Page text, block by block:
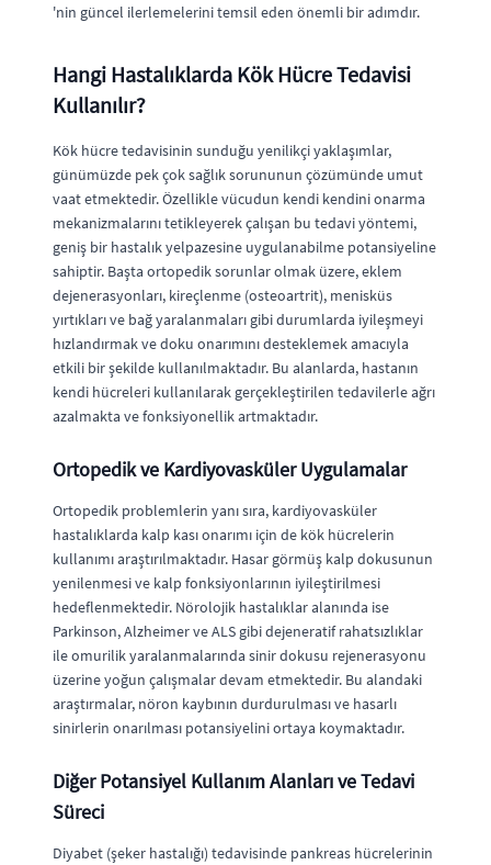
'nin güncel ilerlemelerini temsil eden önemli bir adımdır.
Hangi Hastalıklarda Kök Hücre Tedavisi
Kullanılır?
Kök hücre tedavisinin sunduğu yenilikçi yaklaşımlar,
günümüzde pek çok sağlık sorununun çözümünde umut
vaat etmektedir. Özellikle vücudun kendi kendini onarma
mekanizmalarını tetikleyerek çalışan bu tedavi yöntemi,
geniş bir hastalık yelpazesine uygulanabilme potansiyeline
sahiptir. Başta ortopedik sorunlar olmak üzere, eklem
dejenerasyonları, kireçlenme (osteoartrit), menisküs
yırtıkları ve bağ yaralanmaları gibi durumlarda iyileşmeyi
hızlandırmak ve doku onarımını desteklemek amacıyla
etkili bir şekilde kullanılmaktadır. Bu alanlarda, hastanın
kendi hücreleri kullanılarak gerçekleştirilen tedavilerle ağrı
azalmakta ve fonksiyonellik artmaktadır.
Ortopedik ve Kardiyovasküler Uygulamalar
Ortopedik problemlerin yanı sıra, kardiyovasküler
hastalıklarda kalp kası onarımı için de kök hücrelerin
kullanımı araştırılmaktadır. Hasar görmüş kalp dokusunun
yenilenmesi ve kalp fonksiyonlarının iyileştirilmesi
hedeflenmektedir. Nörolojik hastalıklar alanında ise
Parkinson, Alzheimer ve ALS gibi dejeneratif rahatsızlıklar
ile omurilik yaralanmalarında sinir dokusu rejenerasyonu
üzerine yoğun çalışmalar devam etmektedir. Bu alandaki
araştırmalar, nöron kaybının durdurulması ve hasarlı
sinirlerin onarılması potansiyelini ortaya koymaktadır.
Diğer Potansiyel Kullanım Alanları ve Tedavi
Süreci
Diyabet (şeker hastalığı) tedavisinde pankreas hücrelerinin